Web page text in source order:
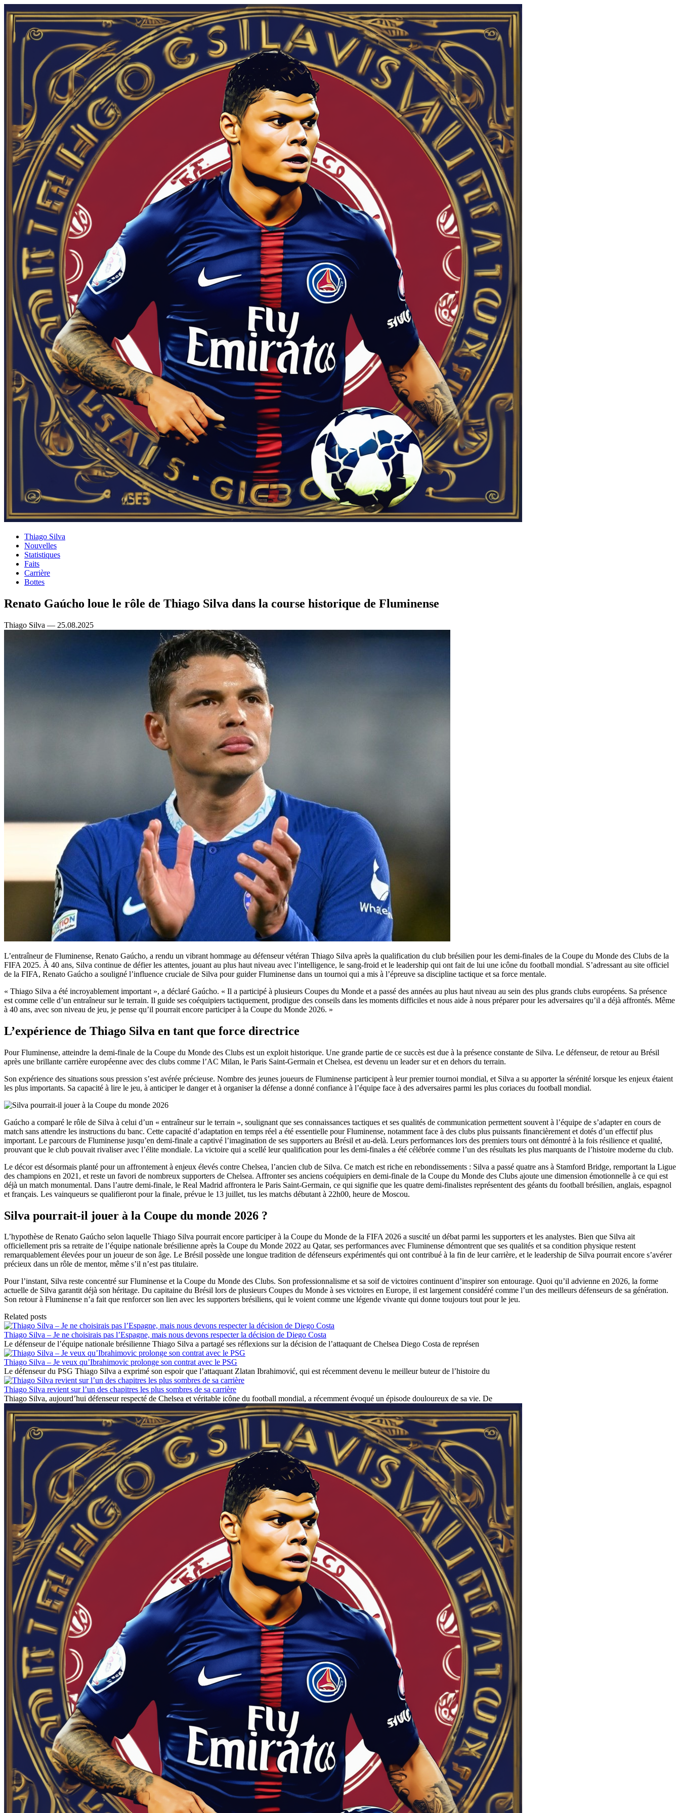
Thiago Silva
Nouvelles
Statistiques
Faits
Carrière
Bottes
Renato Gaúcho loue le rôle de Thiago Silva dans la course historique de Fluminense
Thiago Silva — 25.08.2025
L’entraîneur de Fluminense, Renato Gaúcho, a rendu un vibrant hommage au défenseur vétéran Thiago Silva après la qualification du club brésilien pour les demi-finales de la Coupe du Monde des Clubs de la
FIFA 2025. À 40 ans, Silva continue de défier les attentes, jouant au plus haut niveau avec l’intelligence, le sang-froid et le leadership qui ont fait de lui une icône du football mondial. S’adressant au site officiel
de la FIFA, Renato Gaúcho a souligné l’influence cruciale de Silva pour guider Fluminense dans un tournoi qui a mis à l’épreuve sa discipline tactique et sa force mentale.
« Thiago Silva a été incroyablement important », a déclaré Gaúcho. « Il a participé à plusieurs Coupes du Monde et a passé des années au plus haut niveau au sein des plus grands clubs européens. Sa présence
est comme celle d’un entraîneur sur le terrain. Il guide ses coéquipiers tactiquement, prodigue des conseils dans les moments difficiles et nous aide à nous préparer pour les adversaires qu’il a déjà affrontés. Même
à 40 ans, avec son niveau de jeu, je pense qu’il pourrait encore participer à la Coupe du Monde 2026. »
L’expérience de Thiago Silva en tant que force directrice
Pour Fluminense, atteindre la demi-finale de la Coupe du Monde des Clubs est un exploit historique. Une grande partie de ce succès est due à la présence constante de Silva. Le défenseur, de retour au Brésil
après une brillante carrière européenne avec des clubs comme l’AC Milan, le Paris Saint-Germain et Chelsea, est devenu un leader sur et en dehors du terrain.
Son expérience des situations sous pression s’est avérée précieuse. Nombre des jeunes joueurs de Fluminense participent à leur premier tournoi mondial, et Silva a su apporter la sérénité lorsque les enjeux étaient
les plus importants. Sa capacité à lire le jeu, à anticiper le danger et à organiser la défense a donné confiance à l’équipe face à des adversaires parmi les plus coriaces du football mondial.
Gaúcho a comparé le rôle de Silva à celui d’un « entraîneur sur le terrain », soulignant que ses connaissances tactiques et ses qualités de communication permettent souvent à l’équipe de s’adapter en cours de
match sans attendre les instructions du banc. Cette capacité d’adaptation en temps réel a été essentielle pour Fluminense, notamment face à des clubs plus puissants financièrement et dotés d’un effectif plus
important. Le parcours de Fluminense jusqu’en demi-finale a captivé l’imagination de ses supporters au Brésil et au-delà. Leurs performances lors des premiers tours ont démontré à la fois résilience et qualité,
prouvant que le club pouvait rivaliser avec l’élite mondiale. La victoire qui a scellé leur qualification pour les demi-finales a été célébrée comme l’un des résultats les plus marquants de l’histoire moderne du club.
Le décor est désormais planté pour un affrontement à enjeux élevés contre Chelsea, l’ancien club de Silva. Ce match est riche en rebondissements : Silva a passé quatre ans à Stamford Bridge, remportant la Ligue
des champions en 2021, et reste un favori de nombreux supporters de Chelsea. Affronter ses anciens coéquipiers en demi-finale de la Coupe du Monde des Clubs ajoute une dimension émotionnelle à ce qui est
déjà un match monumental. Dans l’autre demi-finale, le Real Madrid affrontera le Paris Saint-Germain, ce qui signifie que les quatre demi-finalistes représentent des géants du football brésilien, anglais, espagnol
et français. Les vainqueurs se qualifieront pour la finale, prévue le 13 juillet, tus les matchs débutant à 22h00, heure de Moscou.
Silva pourrait-il jouer à la Coupe du monde 2026 ?
L’hypothèse de Renato Gaúcho selon laquelle Thiago Silva pourrait encore participer à la Coupe du Monde de la FIFA 2026 a suscité un débat parmi les supporters et les analystes. Bien que Silva ait
officiellement pris sa retraite de l’équipe nationale brésilienne après la Coupe du Monde 2022 au Qatar, ses performances avec Fluminense démontrent que ses qualités et sa condition physique restent
remarquablement élevées pour un joueur de son âge. Le Brésil possède une longue tradition de défenseurs expérimentés qui ont contribué à la fin de leur carrière, et le leadership de Silva pourrait encore s’avérer
précieux dans un rôle de mentor, même s’il n’est pas titulaire.
Pour l’instant, Silva reste concentré sur Fluminense et la Coupe du Monde des Clubs. Son professionnalisme et sa soif de victoires continuent d’inspirer son entourage. Quoi qu’il advienne en 2026, la forme
actuelle de Silva garantit déjà son héritage. Du capitaine du Brésil lors de plusieurs Coupes du Monde à ses victoires en Europe, il est largement considéré comme l’un des meilleurs défenseurs de sa génération.
Son retour à Fluminense n’a fait que renforcer son lien avec les supporters brésiliens, qui le voient comme une légende vivante qui donne toujours tout pour le jeu.
Related posts
Thiago Silva – Je ne choisirais pas l’Espagne, mais nous devons respecter la décision de Diego Costa
Le défenseur de l’équipe nationale brésilienne Thiago Silva a partagé ses réflexions sur la décision de l’attaquant de Chelsea Diego Costa de représen
Thiago Silva – Je veux qu’Ibrahimovic prolonge son contrat avec le PSG
Le défenseur du PSG Thiago Silva a exprimé son espoir que l’attaquant Zlatan Ibrahimović, qui est récemment devenu le meilleur buteur de l’histoire du
Thiago Silva revient sur l’un des chapitres les plus sombres de sa carrière
Thiago Silva, aujourd’hui défenseur respecté de Chelsea et véritable icône du football mondial, a récemment évoqué un épisode douloureux de sa vie. De